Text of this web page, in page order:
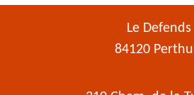
Le Defends
84120